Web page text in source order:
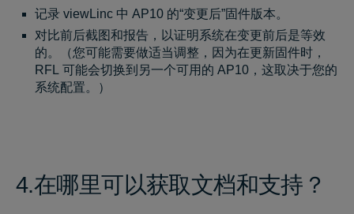
记录 viewLinc 中 AP10 的“变更后”固件版本。
对比前后截图和报告，以证明系统在变更前后是等效
的。（您可能需要做适当调整，因为在更新固件时，
RFL 可能会切换到另一个可用的 AP10，这取决于您的
系统配置。）
4.在哪里可以获取文档和支持？